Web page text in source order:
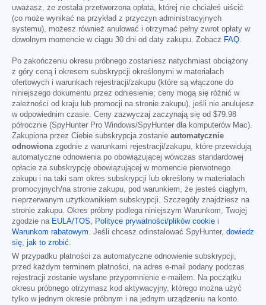
uważasz, że została przetworzona opłata, której nie chciałeś uiścić
(co może wynikać na przykład z przyczyn administracyjnych
systemu), możesz również anulować i otrzymać pełny zwrot opłaty w
dowolnym momencie w ciągu 30 dni od daty zakupu. Zobacz FAQ.
Po zakończeniu okresu próbnego zostaniesz natychmiast obciążony
z góry ceną i okresem subskrypcji określonymi w materiałach
ofertowych i warunkach rejestracji/zakupu (które są włączone do
niniejszego dokumentu przez odniesienie; ceny mogą się różnić w
zależności od kraju lub promocji na stronie zakupu), jeśli nie anulujesz
w odpowiednim czasie. Ceny zazwyczaj zaczynają się od $79.98
półrocznie (SpyHunter Pro Windows/SpyHunter dla komputerów Mac).
Zakupiona przez Ciebie subskrypcja zostanie automatycznie
odnowionazgodnie z warunkami rejestracji/zakupu, które przewidują
automatyczne odnowienia po obowiązującej wówczas standardowej
opłacie za subskrypcję obowiązującej w momencie pierwotnego
zakupu i na taki sam okres subskrypcji lub określony w materiałach
promocyjnych/na stronie zakupu, pod warunkiem, że jesteś ciągłym,
nieprzerwanym użytkownikiem subskrypcji. Szczegóły znajdziesz na
stronie zakupu. Okres próbny podlega niniejszym Warunkom, Twojej
zgodzie na EULA/TOS, Polityce prywatności/plików cookie i
Warunkom rabatowym. Jeśli chcesz odinstalować SpyHunter, dowiedz
się, jak to zrobić.
W przypadku płatności za automatyczne odnowienie subskrypcji,
przed każdym terminem płatności, na adres e-mail podany podczas
rejestracji zostanie wysłane przypomnienie e-mailem. Na początku
okresu próbnego otrzymasz kod aktywacyjny, którego można użyć
tylko w jednym okresie próbnym i na jednym urządzeniu na konto.